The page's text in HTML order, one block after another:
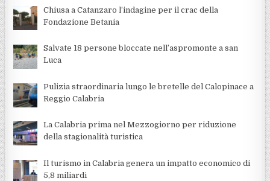
Chiusa a Catanzaro l’indagine per il crac della
Fondazione Betania
Salvate 18 persone bloccate nell’aspromonte a san
Luca
Pulizia straordinaria lungo le bretelle del Calopinace a
Reggio Calabria
La Calabria prima nel Mezzogiorno per riduzione
della stagionalità turistica
Il turismo in Calabria genera un impatto economico di
5,8 miliardi